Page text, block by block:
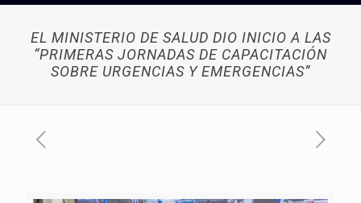
EL MINISTERIO DE SALUD DIO INICIO A LAS
“PRIMERAS JORNADAS DE CAPACITACIÓN
SOBRE URGENCIAS Y EMERGENCIAS”